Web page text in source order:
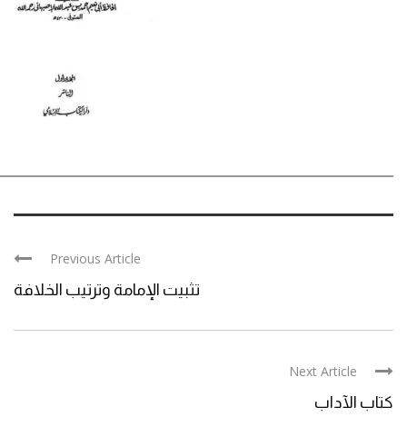
Previous Article
تثبيت الإمامة وترتيب الخلافة
Next Article
كتاب الآداب